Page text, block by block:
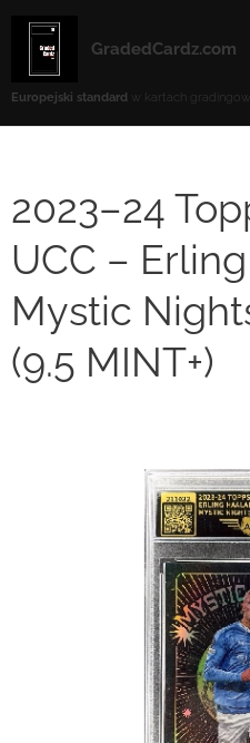
GradedCardz.com
Europejski standard w kartach
2023–24
UCC –
Mystic
(9.5 MINT+)